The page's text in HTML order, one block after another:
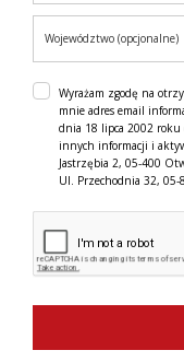
Wyrażam zgodę na
mnie adres email
dnia 18 lipca 2002 roku
innych informacji i
Jastrzębia 2, 05-400
Ul. Przechodnia 32,